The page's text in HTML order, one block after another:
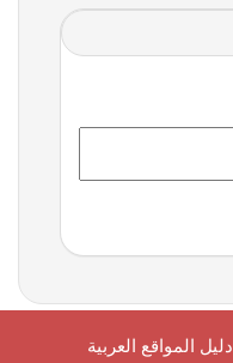
دليل المواقع العربية